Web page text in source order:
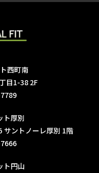
西町南
目1-38 2F
ト厚別
サントノーレ厚別 1階
ト円山